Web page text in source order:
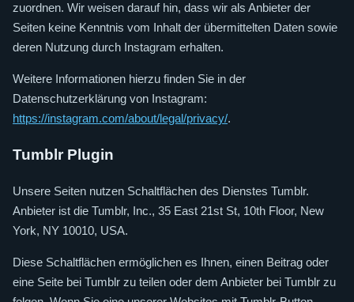
zuordnen. Wir weisen darauf hin, dass wir als Anbieter der
Seiten keine Kenntnis vom Inhalt der übermittelten Daten sowie
deren Nutzung durch Instagram erhalten.
Weitere Informationen hierzu finden Sie in der
Datenschutzerklärung von Instagram:
https://instagram.com/about/legal/privacy/.
Tumblr Plugin
Unsere Seiten nutzen Schaltflächen des Dienstes Tumblr.
Anbieter ist die Tumblr, Inc., 35 East 21st St, 10th Floor, New
York, NY 10010, USA.
Diese Schaltflächen ermöglichen es Ihnen, einen Beitrag oder
eine Seite bei Tumblr zu teilen oder dem Anbieter bei Tumblr zu